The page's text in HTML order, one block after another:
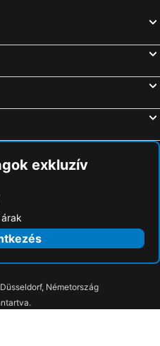
exkluzív
Németország